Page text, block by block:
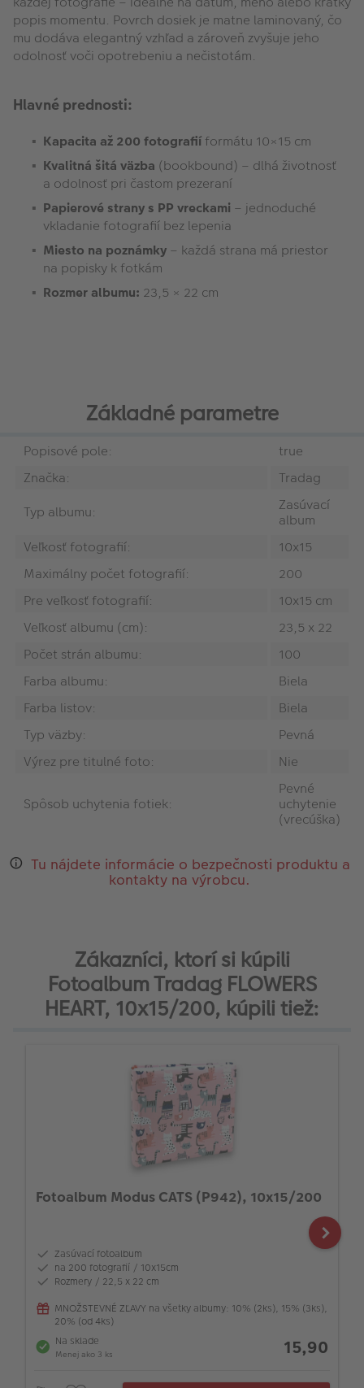
popis momentu. Povrch dosiek je matne laminovaný, čo
mu dodáva elegantný vzhľad a zároveň zvyšuje jeho
odolnosť voči opotrebeniu a nečistotám.
Hlavné prednosti:
Kapacita až 200 fotografií formátu 10×15 cm
Kvalitná šitá väzba (bookbound) – dlhá životnosť
a odolnosť pri častom prezeraní
Papierové strany s PP vreckami – jednoduché
vkladanie fotografií bez lepenia
Miesto na poznámky – každá strana má priestor
na popisky k fotkám
Rozmer albumu: 23,5 × 22 cm
Základné parametre
Popisové pole:
true
Značka:
Tradag
Typ albumu:
Zasúvací
album
Veľkosť fotografií:
10x15
Maximálny počet fotografií:
200
Pre veľkosť fotografií:
10x15 cm
Veľkosť albumu (cm):
23,5 x 22
Počet strán albumu:
100
Farba albumu:
Biela
Farba listov:
Biela
Typ väzby:
Pevná
Výrez pre titulné foto:
Nie
Spôsob uchytenia fotiek:
Pevné
uchytenie
(vrecúška)
Tu nájdete informácie o bezpečnosti produktu a
kontakty na výrobcu.
Zákazníci, ktorí si kúpili
Fotoalbum Tradag FLOWERS
HEART, 10x15/200, kúpili tiež:
Fotoalbum Modus CATS (P942), 10x15/200
Zasúvací fotoalbum
na 200 fotografií / 10x15cm
Rozmery / 22,5 x 22 cm
MNOŽSTEVNÉ ZĽAVY na všetky albumy: 10% (2ks), 15% (3ks),
20% (od 4ks)
Na sklade
Menej ako 3 ks 15,90